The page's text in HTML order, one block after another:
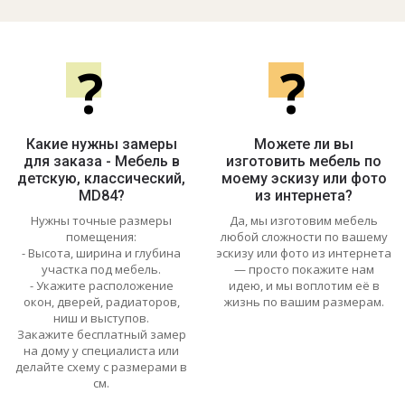
?
Какие нужны замеры
для заказа - Мебель в
детскую, классический,
MD84?
Нужны точные размеры
помещения:
- Высота, ширина и глубина
участка под мебель.
- Укажите расположение
окон, дверей, радиаторов,
ниш и выступов.
Закажите бесплатный замер
на дому у специалиста или
делайте схему с размерами в
см.
?
Можете ли вы
изготовить мебель по
моему эскизу или фото
из интернета?
Да, мы изготовим мебель
любой сложности по вашему
эскизу или фото из интернета
— просто покажите нам
идею, и мы воплотим её в
жизнь по вашим размерам.